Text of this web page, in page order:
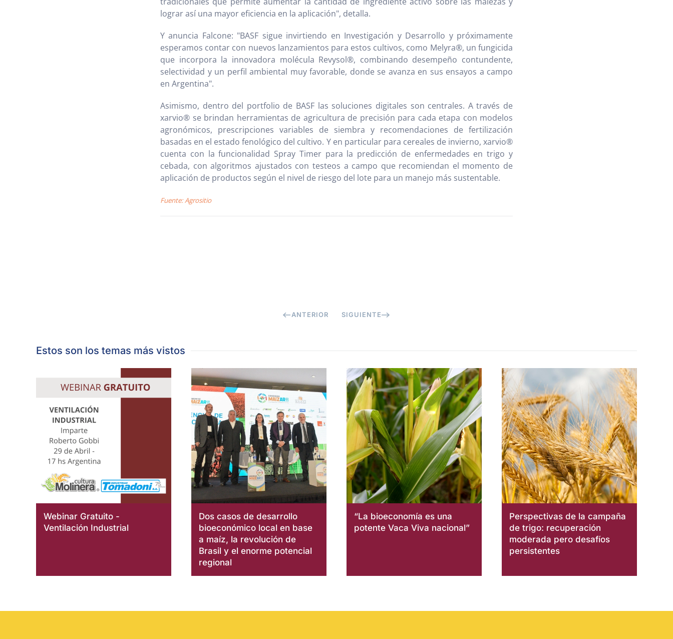
lograr así una mayor eficiencia en la aplicación", detalla.
Y anuncia Falcone: "BASF sigue invirtiendo en Investigación y Desarrollo y próximamente
esperamos contar con nuevos lanzamientos para estos cultivos, como Melyra®, un fungicida
que incorpora la innovadora molécula Revysol®, combinando desempeño contundente,
selectividad y un perfil ambiental muy favorable, donde se avanza en sus ensayos a campo
en Argentina".
Asimismo, dentro del portfolio de BASF las soluciones digitales son centrales. A través de
xarvio® se brindan herramientas de agricultura de precisión para cada etapa con modelos
agronómicos, prescripciones variables de siembra y recomendaciones de fertilización
basadas en el estado fenológico del cultivo. Y en particular para cereales de invierno, xarvio®
cuenta con la funcionalidad Spray Timer para la predicción de enfermedades en trigo y
cebada, con algoritmos ajustados con testeos a campo que recomiendan el momento de
aplicación de productos según el nivel de riesgo del lote para un manejo más sustentable.
Fuente: Agrositio
ANTERIOR SIGUIENTE
Estos son los temas más vistos
Webinar Gratuito -
Ventilación Industrial
Dos casos de desarrollo
bioeconómico local en base
a maíz, la revolución de
Brasil y el enorme potencial
regional
“La bioeconomía es una
potente Vaca Viva nacional”
Perspectivas de la campaña
de trigo: recuperación
moderada pero desafíos
persistentes